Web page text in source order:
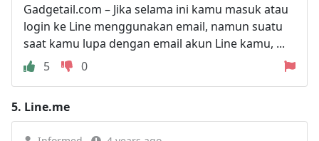
Gadgetail.com – Jika selama ini kamu masuk atau
login ke Line menggunakan email, namun suatu
saat kamu lupa dengan email akun Line kamu, ...
5
0
5. Line.me